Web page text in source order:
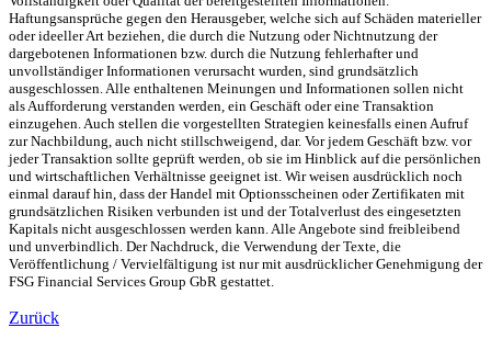
Haftungsansprüche gegen den Herausgeber, welche sich auf Schäden materieller
oder ideeller Art beziehen, die durch die Nutzung oder Nichtnutzung der
dargebotenen Informationen bzw. durch die Nutzung fehlerhafter und
unvollständiger Informationen verursacht wurden, sind grundsätzlich
ausgeschlossen. Alle enthaltenen Meinungen und Informationen sollen nicht
als Aufforderung verstanden werden, ein Geschäft oder eine Transaktion
einzugehen. Auch stellen die vorgestellten Strategien keinesfalls einen Aufruf
zur Nachbildung, auch nicht stillschweigend, dar. Vor jedem Geschäft bzw. vor
jeder Transaktion sollte geprüft werden, ob sie im Hinblick auf die persönlichen
und wirtschaftlichen Verhältnisse geeignet ist. Wir weisen ausdrücklich noch
einmal darauf hin, dass der Handel mit Optionsscheinen oder Zertifikaten mit
grundsätzlichen Risiken verbunden ist und der Totalverlust des eingesetzten
Kapitals nicht ausgeschlossen werden kann. Alle Angebote sind freibleibend
und unverbindlich. Der Nachdruck, die Verwendung der Texte, die
Veröffentlichung / Vervielfältigung ist nur mit ausdrücklicher Genehmigung der
FSG Financial Services Group GbR gestattet.
Zurück